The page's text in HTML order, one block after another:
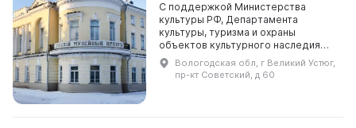
С поддержкой Министерства
культуры РФ, Департамента
культуры, туризма и охраны
объектов культурного наследия
Вологодской области и личного
патроната губернатора
Вологодской области О. А.
Вологодская обл, г Великий Устюг,
пр-кт Советский, д 60